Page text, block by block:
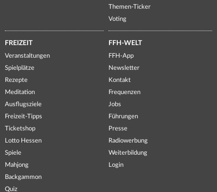
Themen-Ticker
Voting
FREIZEIT
Veranstaltungen
Spielplätze
Rezepte
Meditation
Ausflugsziele
Freizeit-Tipps
Ticketshop
Lotto Hessen
Spiele
Mahjong
Backgammon
Quiz
FFH-WELT
FFH-App
Newsletter
Kontakt
Frequenzen
Jobs
Führungen
Presse
Radiowerbung
Weiterbildung
Login